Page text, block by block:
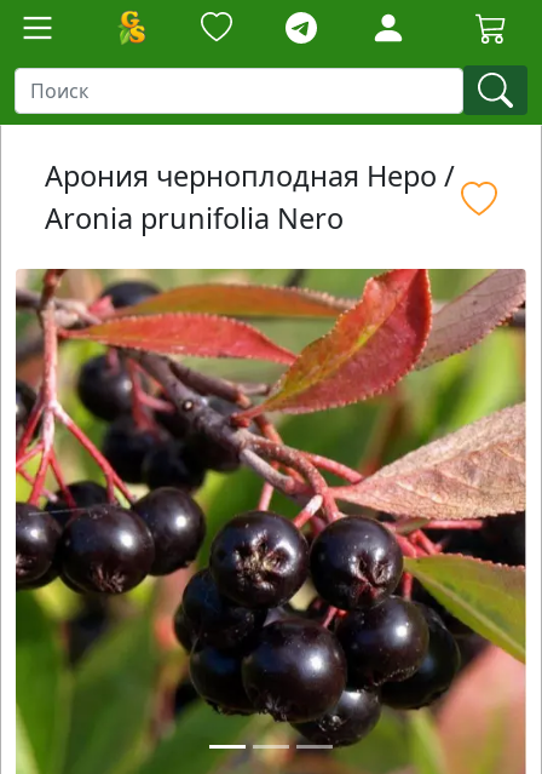
Арония черноплодная Неро /
Aronia prunifolia Nero